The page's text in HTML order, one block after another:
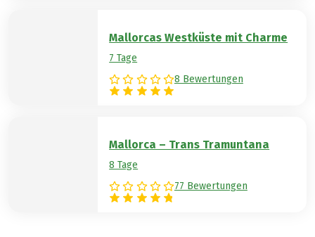
Mallorcas Westküste mit Charme
7 Tage
8 Bewertungen
Mallorca – Trans Tramuntana
8 Tage
77 Bewertungen